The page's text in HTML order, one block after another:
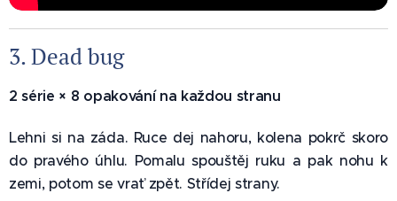
3. Dead bug 🐞
2 série × 8 opakování na každou stranu
Lehni si na záda. Ruce dej nahoru, kolena pokrč skoro
do pravého úhlu. Pomalu spouštěj ruku a pak nohu k
zemi, potom se vrať zpět. Střídej strany.